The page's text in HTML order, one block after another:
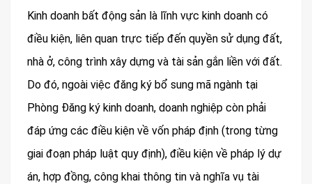
Kinh doanh bất động sản là lĩnh vực kinh doanh có
điều kiện, liên quan trực tiếp đến quyền sử dụng đất,
nhà ở, công trình xây dựng và tài sản gắn liền với đất.
Do đó, ngoài việc đăng ký bổ sung mã ngành tại
Phòng Đăng ký kinh doanh, doanh nghiệp còn phải
đáp ứng các điều kiện về vốn pháp định (trong từng
giai đoạn pháp luật quy định), điều kiện về pháp lý dự
án, hợp đồng, công khai thông tin và nghĩa vụ tài